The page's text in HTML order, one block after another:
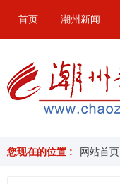
首页 潮州新闻
您现在的位置 : 网站首页